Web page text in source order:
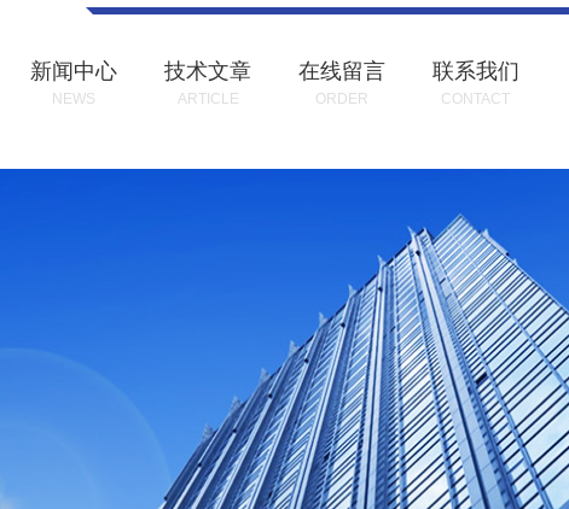
新闻中心
NEWS
技术文章
ARTICLE
在线留言
ORDER
联系我们
CONTACT